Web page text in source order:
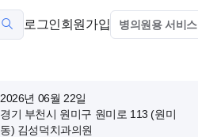
로그인회원가입 병의원용 서비스
2026년 06월 22일
경기 부천시 원미구 원미로 113 (원미
동) 김성덕치과의원